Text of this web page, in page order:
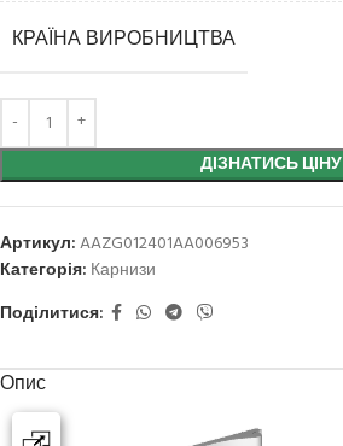
КРАЇНА ВИРОБНИЦТВА
ДІЗНАТИСЬ ЦІНУ
Артикул:AAZG012401AA006953
Категорія: Карнизи
Поділитися:
Опис